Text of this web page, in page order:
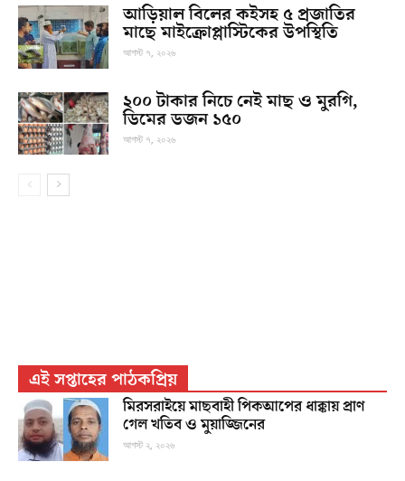
আড়িয়াল বিলের কইসহ ৫ প্রজাতির
মাছে মাইক্রোপ্লাস্টিকের উপস্থিতি
আগস্ট ৭, ২০২৬
২০০ টাকার নিচে নেই মাছ ও মুরগি,
ডিমের ডজন ১৫০
আগস্ট ৭, ২০২৬
এই সপ্তাহের পাঠকপ্রিয়
মিরসরাইয়ে মাছবাহী পিকআপের ধাক্কায় প্রাণ
গেল খতিব ও মুয়াজ্জিনের
আগস্ট ২, ২০২৬